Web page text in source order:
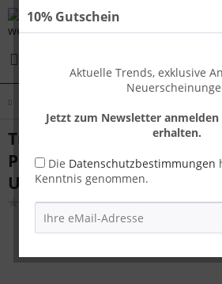
Travelhouse Capri
Polycarbonat-Hartschale |
USB-Anschluss
10% Gutschein
Aktuelle Trends, exklusive
Jetzt zum Newsletter anmelden
erhalten.
Die Datenschutzbestimmungen
Kenntnis genommen.